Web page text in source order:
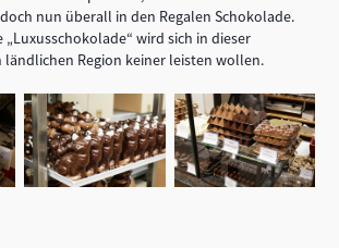
doch nun überall in den Regalen Schokolade.
„Luxusschokolade“ wird sich in dieser
Region keiner leisten wollen.